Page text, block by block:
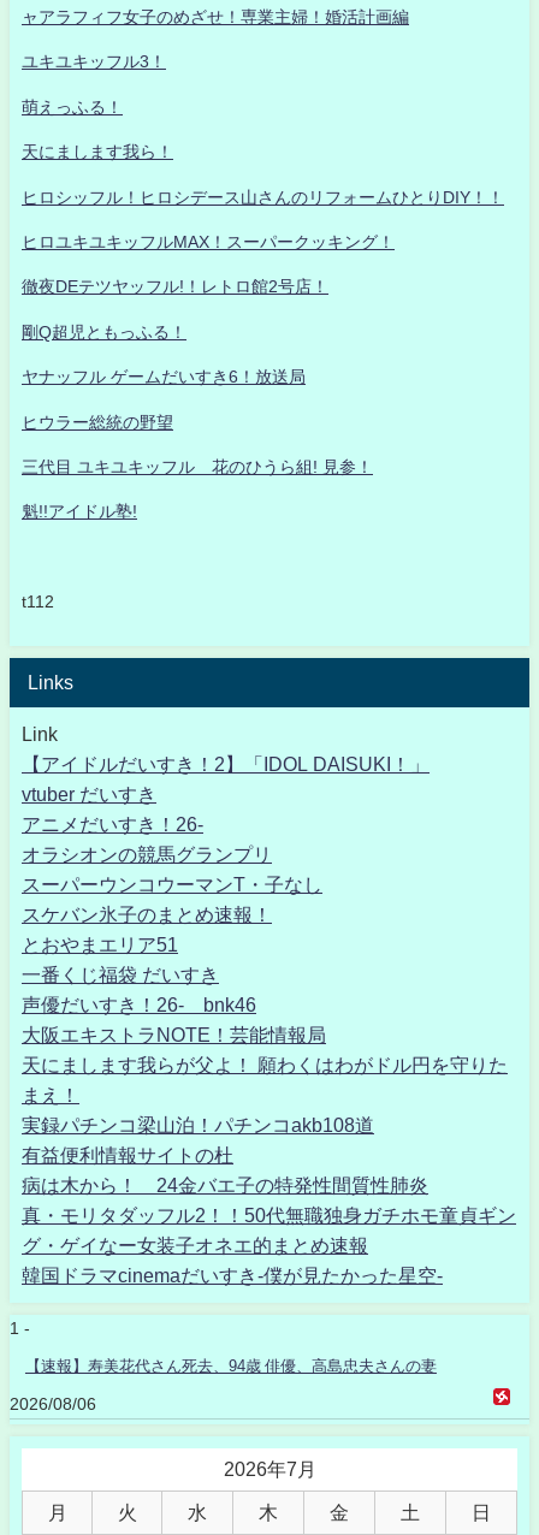
ャアラフィフ女子のめざせ！専業主婦！婚活計画編
ユキユキッフル3！
萌えっふる！
天にまします我ら！
ヒロシッフル！ヒロシデース山さんのリフォームひとりDIY！！
ヒロユキユキッフルMAX！スーパークッキング！
徹夜DEテツヤッフル!！レトロ館2号店！
剛Q超児ともっふる！
ヤナッフル ゲームだいすき6！放送局
ヒウラー総統の野望
三代目 ユキユキッフル 花のひうら組! 見参！
魁!!アイドル塾!
t112
Links
Link
【アイドルだいすき！2】「IDOL DAISUKI！」
vtuber だいすき
アニメだいすき！26-
オラシオンの競馬グランプリ
スーパーウンコウーマンT・子なし
スケバン氷子のまとめ速報！
とおやまエリア51
一番くじ福袋 だいすき
声優だいすき！26- bnk46
大阪エキストラNOTE！芸能情報局
天にまします我らが父よ！ 願わくはわがドル円を守りた
まえ！
実録パチンコ梁山泊！パチンコakb108道
有益便利情報サイトの杜
病は木から！ 24金バエ子の特発性間質性肺炎
真・モリタダッフル2！！50代無職独身ガチホモ童貞ギン
グ・ゲイなー女装子オネエ的まとめ速報
韓国ドラマcinemaだいすき-僕が見たかった星空-
1 -
【速報】寿美花代さん死去、94歳 俳優、高島忠夫さんの妻
2026/08/06
2026年7月
月 火 水 木 金 土 日